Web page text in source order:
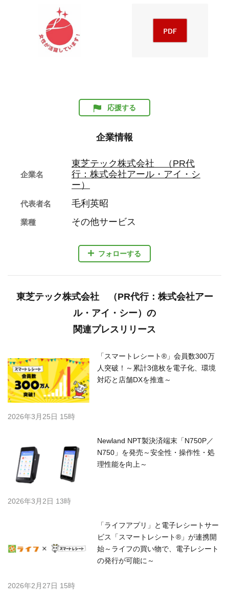
応援する
企業情報
フォローする
企業名
東芝テック株式会社 （PR代
行：株式会社アール・アイ・シ
ー）
代表者名 毛利英昭
業種 その他サービス
東芝テック株式会社 （PR代行：株式会社アー
ル・アイ・シー）の
関連プレスリリース
「スマートレシート®」会員数300万
人突破！～累計3億枚を電子化、環境
対応と店舗DXを推進～
2026年3月25日 15時
Newland NPT製決済端末「N750P／
N750」を発売～安全性・操作性・処
理性能を向上～
2026年3月2日 13時
「ライフアプリ」と電子レシートサー
ビス「スマートレシート®」が連携開
始～ライフの買い物で、電子レシート
の発行が可能に～
2026年2月27日 15時